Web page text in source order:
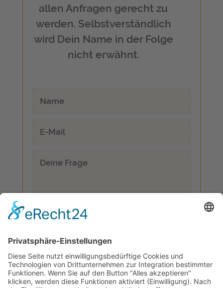
allen Anfragen gerecht zu
werden. Selbstverständlich
wird Dein Name in der Folge
nicht erwähnt.
Ich bin damit einverstanden, dass
meine Daten unter Berücksichtigung
der geltenden Datenschutzerklärung